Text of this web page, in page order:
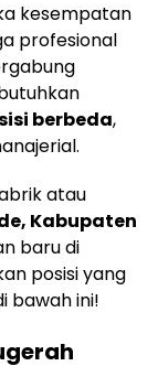
kesempatan
profesional
berbeda,
atau
Kabupaten
baru di
posisi yang
bawah ini!